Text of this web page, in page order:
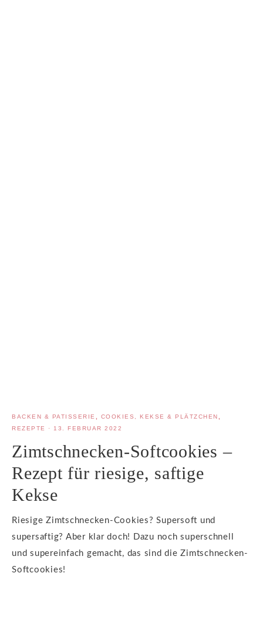
BACKEN & PATISSERIE COOKIES, KEKSE & PLÄTZCHEN
REZEPTE
· 13. FEBRUAR 2022
Zimtschnecken-Softcookies –
Rezept für riesige, saftige
Kekse
Riesige Zimtschnecken-Cookies? Supersoft und
supersaftig? Aber klar doch! Dazu noch superschnell
und supereinfach gemacht, das sind die Zimtschnecken-
Softcookies!